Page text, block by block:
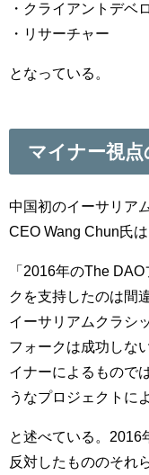
・クライアントデベ
・リサーチャー
となっている。
マイナー視
中国初のイーサリア
CEO Wang Chun氏は
「2016年のThe
クを支持したのは間
イーサリアムクラシ
フォークは成功しな
イナーによるもので
うなプロジェクトに
と述べている。2016
反対したもののそれ